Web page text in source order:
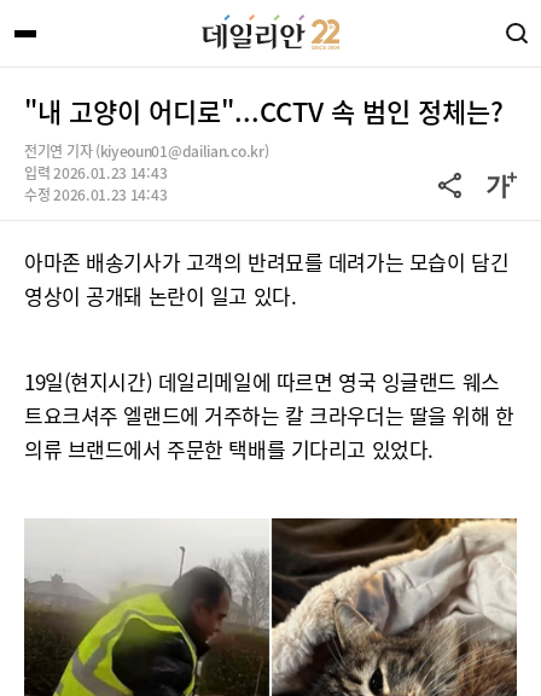
"내 고양이 어디로"...CCTV 속 범인 정체는?
전기연 기자 (kiyeoun01@dailian.co.kr)
입력 2026.01.23 14:43
수정 2026.01.23 14:43
아마존 배송기사가 고객의 반려묘를 데려가는 모습이 담긴
영상이 공개돼 논란이 일고 있다.
19일(현지시간) 데일리메일에 따르면 영국 잉글랜드 웨스
트요크셔주 엘랜드에 거주하는 칼 크라우더는 딸을 위해 한
의류 브랜드에서 주문한 택배를 기다리고 있었다.